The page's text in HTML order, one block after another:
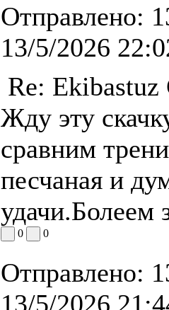
Отправлено:
13/5/2026
Re: Ekibastuz
Жду эту
сравним
песчаная и
удачи.Болеем
0 0
Отправлено:
13/5/2026